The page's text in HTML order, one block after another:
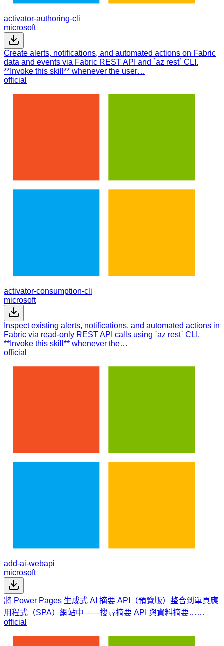
activator-authoring-cli
microsoft
Create alerts, notifications, and automated actions on Fabric
data and events via Fabric REST API and `az rest` CLI.
**Invoke this skill** whenever the user…
official
activator-consumption-cli
microsoft
Inspect existing alerts, notifications, and automated actions in
Fabric via read-only REST API calls using `az rest` CLI.
**Invoke this skill** whenever the…
official
add-ai-webapi
microsoft
將 Power Pages 生成式 AI 摘要 API（預覽版）整合到單頁應
用程式（SPA）網站中——搜尋摘要 API 與資料摘要……
official